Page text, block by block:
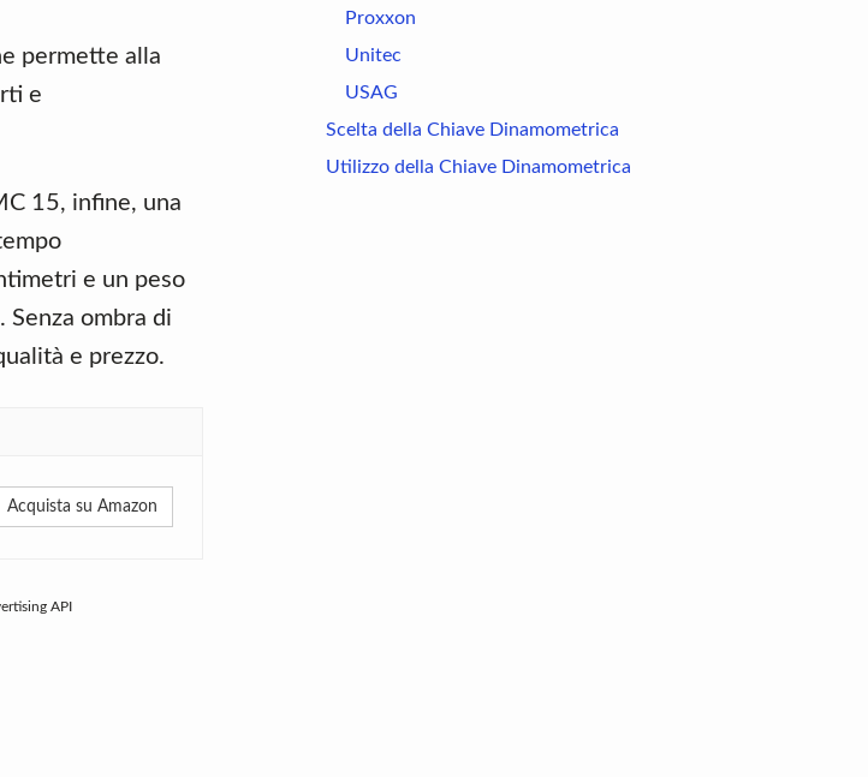
permette alla
e
15, infine, una
e un peso
Senza ombra di
e prezzo.
Acquista su Amazon
API
Proxxon
Unitec
USAG
Scelta della Chiave Dinamometrica
Utilizzo della Chiave Dinamometrica